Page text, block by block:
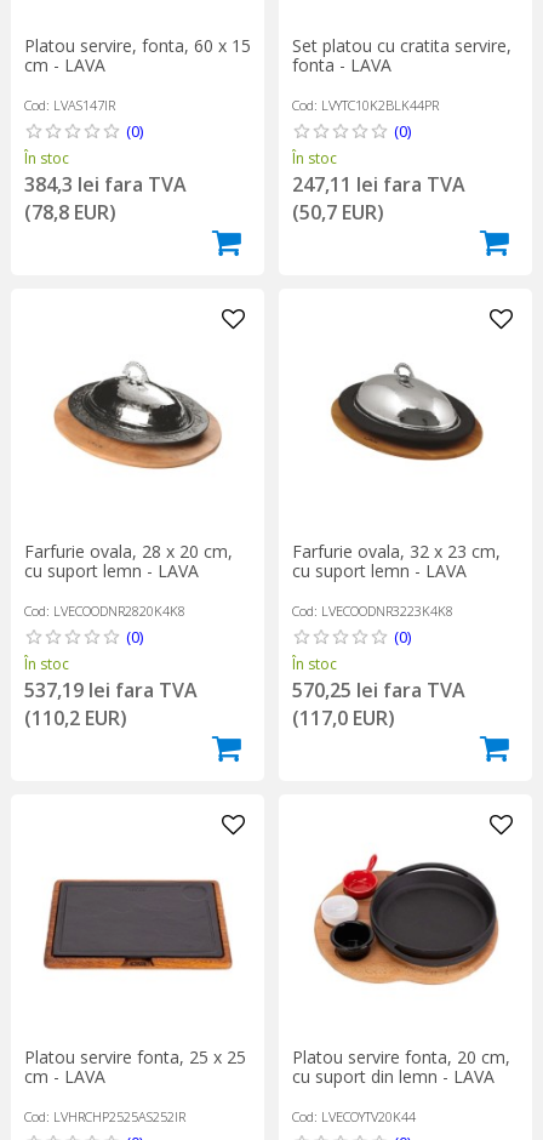
Platou servire, fonta, 60 x 15
cm - LAVA
Cod: LVAS147IR
(0)
În stoc
384,3 lei fara TVA
(78,8 EUR)
Set platou cu cratita servire,
fonta - LAVA
Cod: LVYTC10K2BLK44PR
(0)
În stoc
247,11 lei fara TVA
(50,7 EUR)
Farfurie ovala, 28 x 20 cm,
cu suport lemn - LAVA
Cod: LVECOODNR2820K4K8
(0)
În stoc
537,19 lei fara TVA
(110,2 EUR)
Farfurie ovala, 32 x 23 cm,
cu suport lemn - LAVA
Cod: LVECOODNR3223K4K8
(0)
În stoc
570,25 lei fara TVA
(117,0 EUR)
Platou servire fonta, 25 x 25
cm - LAVA
Cod: LVHRCHP2525AS252IR
Platou servire fonta, 20 cm,
cu suport din lemn - LAVA
Cod: LVECOYTV20K44